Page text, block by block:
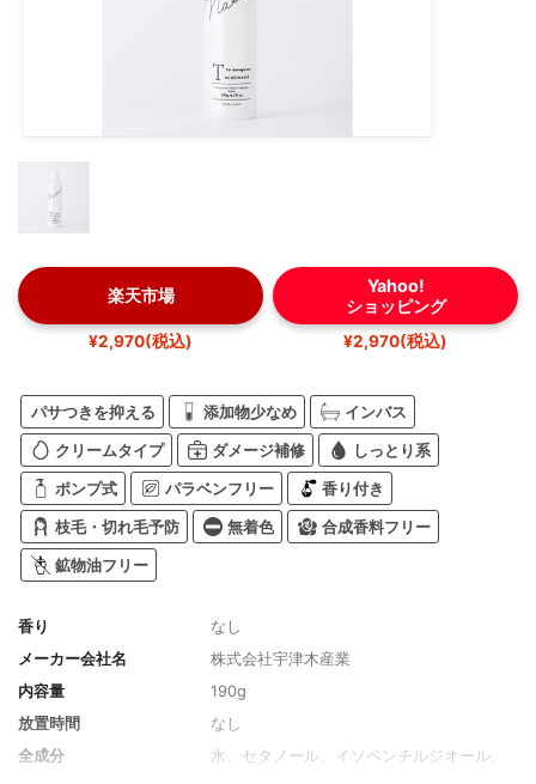
楽天市場
¥2,970(税込)
Yahoo!
ショッピング
¥2,970(税込)
パサつきを抑える 添加物少なめ インバス
クリームタイプ ダメージ補修 しっとり系
ポンプ式 パラベンフリー 香り付き
枝毛・切れ毛予防 無着色 合成香料フリー
鉱物油フリー
香り
なし
メーカー会社名
株式会社宇津木産業
内容量
190g
放置時間
なし
全成分
水、セタノール、イソペンチルジオール、